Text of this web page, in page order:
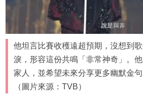
他坦言比賽收穫遠超預期，沒想到
淚，形容這份共鳴「非常神奇」。
家人，並希望未來分享更多幽默金句
（圖片來源：TVB）